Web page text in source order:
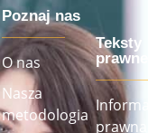
Poznaj nas
O nas
Nasza
metodologia
Teksty
prawne
prawna